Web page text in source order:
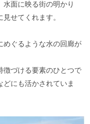
面に映る街の明かり
せてくれます。
めぐるような水の回廊が
徴づける要素のひとつで
にも活かされていま